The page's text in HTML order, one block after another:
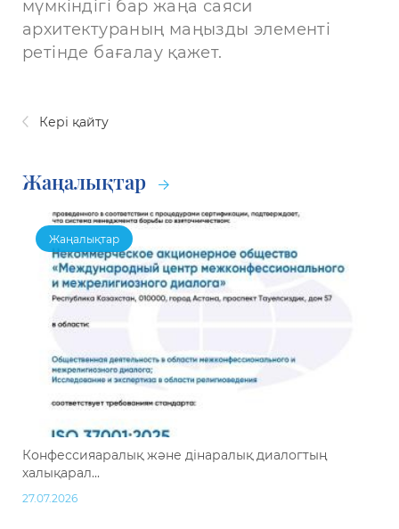
мүмкіндігі бар жаңа саяси
архитектураның маңызды элементі
ретінде бағалау қажет.
Кері қайту
Жаңалықтар
Жаңалықтар
Конфессияаралық және дінаралық диалогтың
халықарал...
27.07.2026